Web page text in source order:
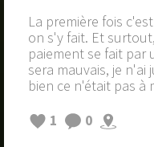
La première fois
on s'y fait. Et
paiement se fait par
sera mauvais, je n'ai
bien ce n'était pas à
1
0